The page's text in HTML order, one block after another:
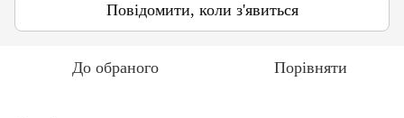
Повідомити, коли з'явиться
До обраного Порівняти